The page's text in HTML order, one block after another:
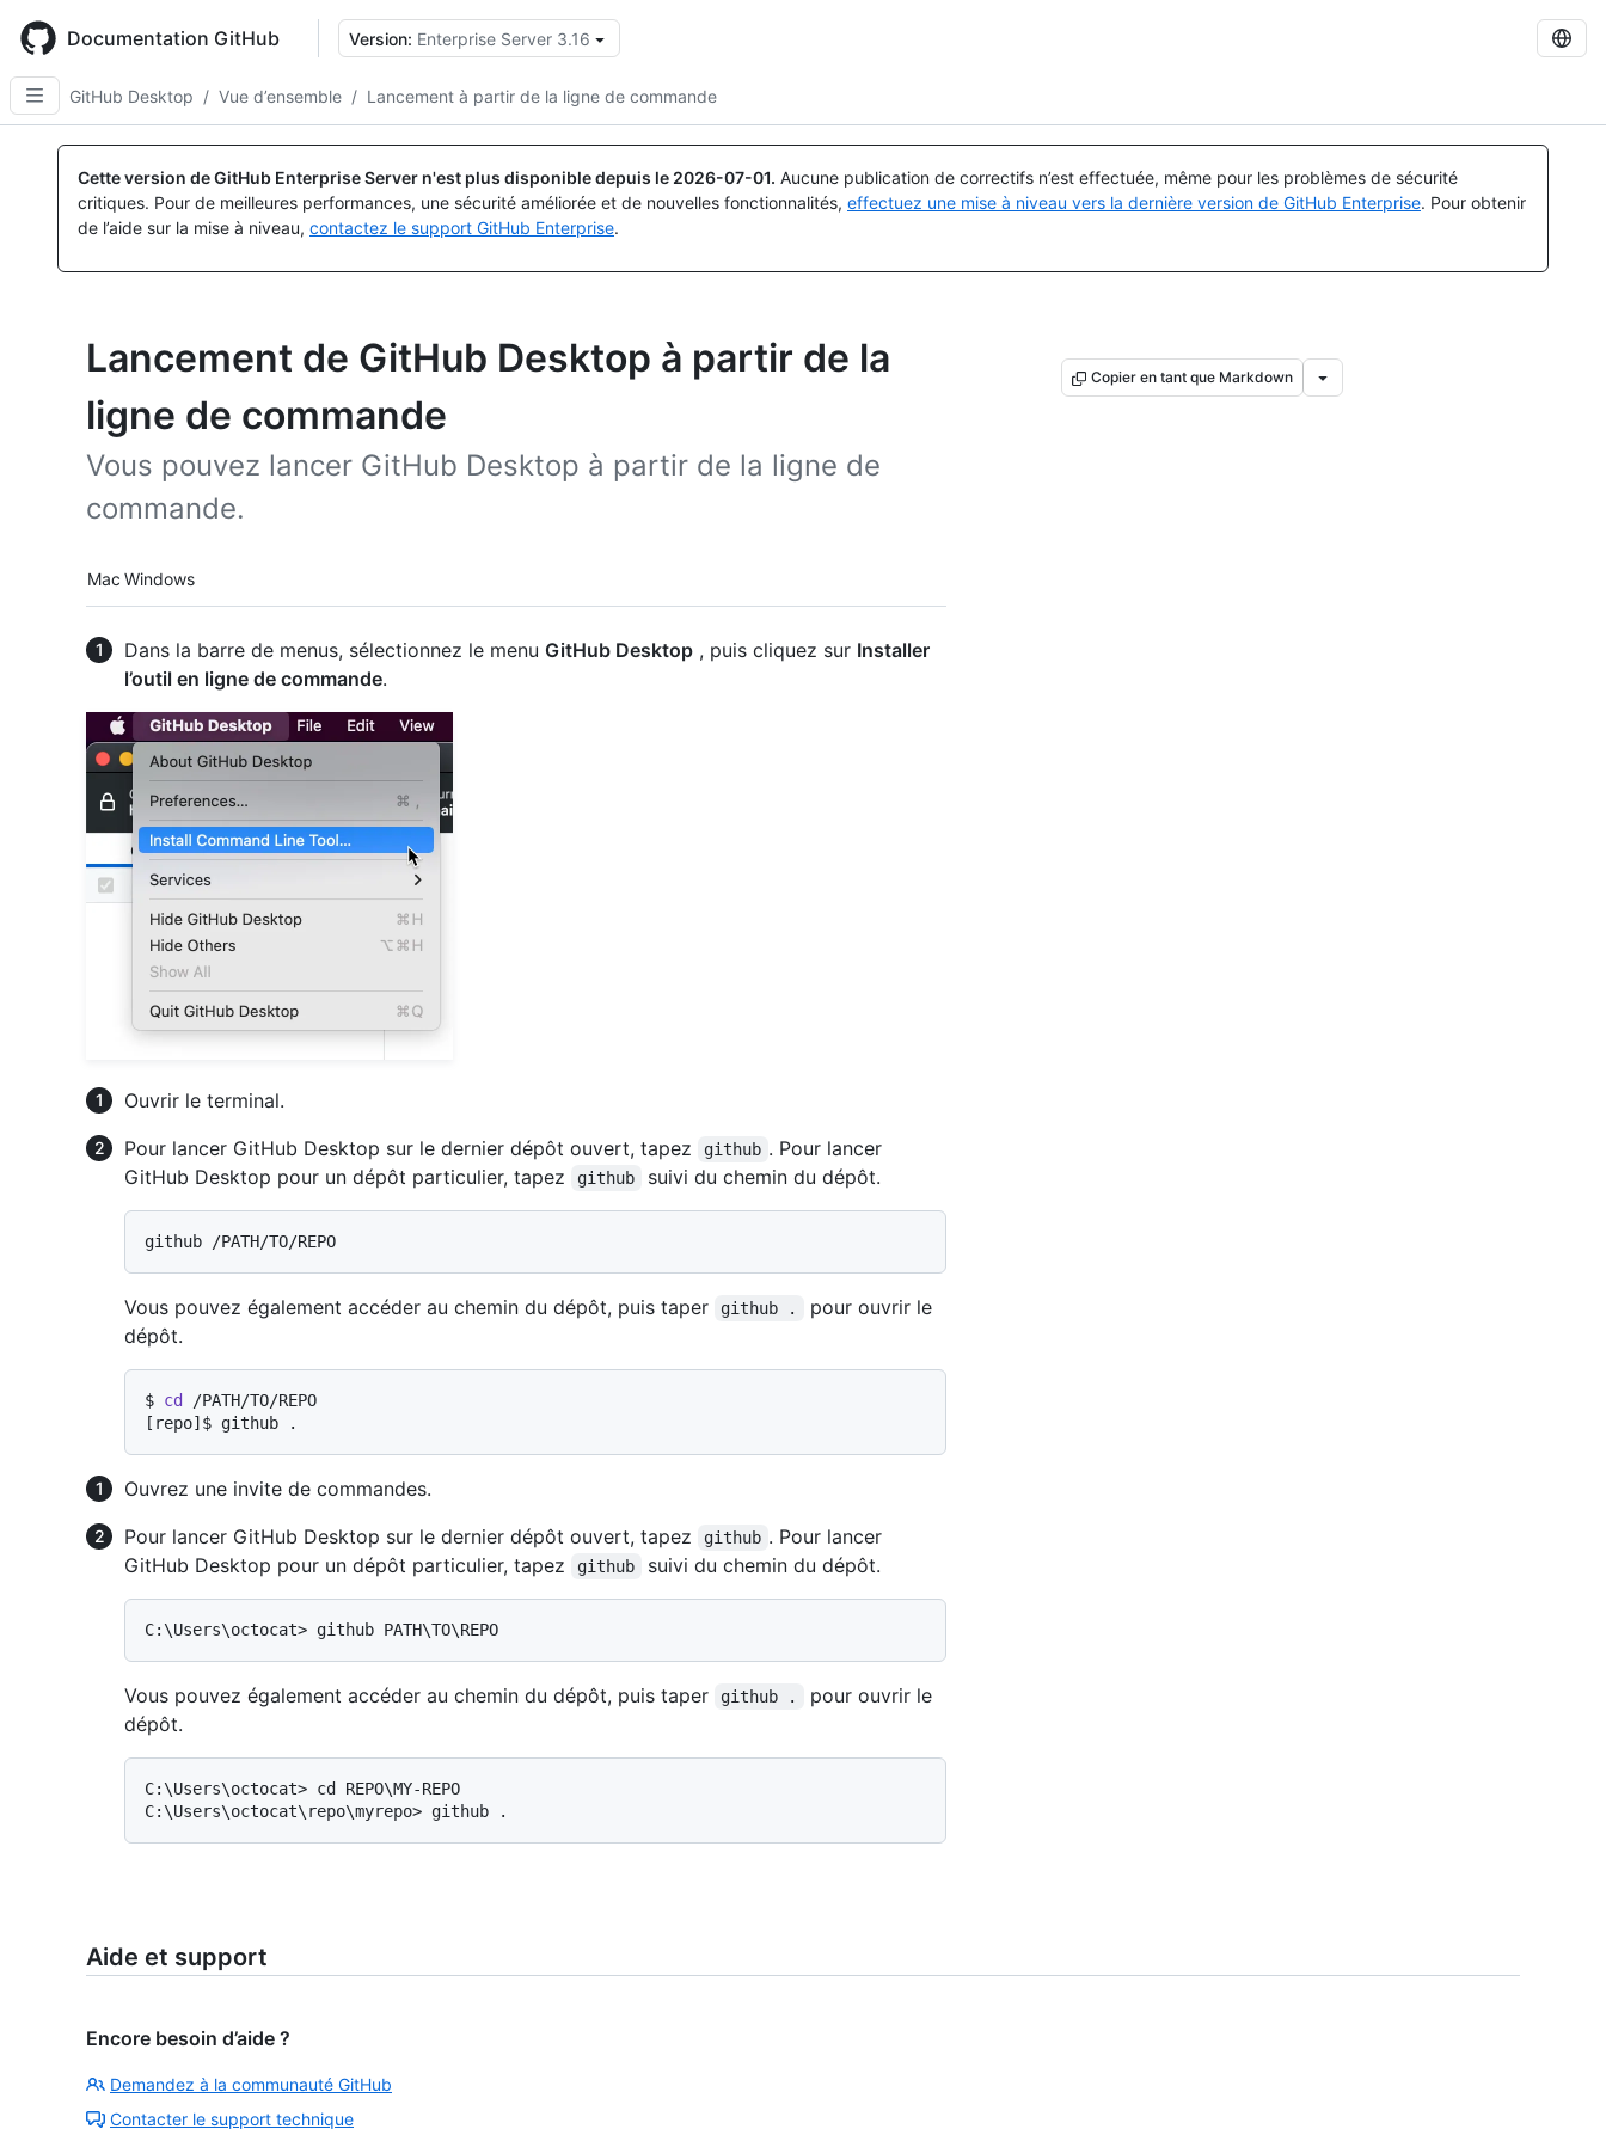
main
content
Documentation GitHub Version: Enterprise Server 3.16
GitHub Desktop / Vue d’ensemble / Lancement à partir de la ligne de commande
Cette version de GitHub Enterprise Server n'est plus disponible depuis le 2026-07-01. Aucune publication de correctifs n’est effectuée, même pour les problèmes de sécurité
critiques. Pour de meilleures performances, une sécurité améliorée et de nouvelles fonctionnalités, effectuez une mise à niveau vers la dernière version de GitHub Enterprise. Pour obtenir
de l’aide sur la mise à niveau, contactez le support GitHub Enterprise.
Lancement de GitHub Desktop à partir de la
ligne de commande
Vous pouvez lancer GitHub Desktop à partir de la ligne de
commande.
Platform navigation
Mac Windows
Copier en tant que Markdown
Dans la barre de menus, sélectionnez le menu GitHub Desktop , puis cliquez sur Installer
l’outil en ligne de commande.
Ouvrir le terminal.
Pour lancer GitHub Desktop sur le dernier dépôt ouvert, tapez
github . Pour lancer
GitHub Desktop pour un dépôt particulier, tapez
github suivi du chemin du dépôt.
Vous pouvez également accéder au chemin du dépôt, puis taper github .
pour ouvrir le
dépôt.
$ cd
/PATH/TO/REPO
[repo]$ github .
Ouvrez une invite de commandes.
Pour lancer GitHub Desktop sur le dernier dépôt ouvert, tapez
github . Pour lancer
GitHub Desktop pour un dépôt particulier, tapez
github suivi du chemin du dépôt.
Vous pouvez également accéder au chemin du dépôt, puis taper github .
pour ouvrir le
dépôt.
C:\Users\octocat> cd REPO\MY-REPO
Aide et support
Encore besoin d’aide ?
Demandez à la communauté GitHub
Contacter le support technique